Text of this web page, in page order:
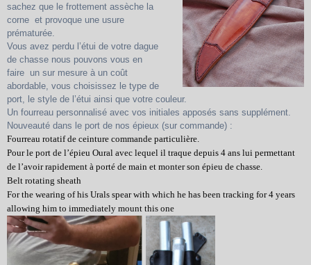
sachez que le frottement assèche la
corne et provoque une usure
prématurée.
Vous avez perdu l’étui de votre dague
de chasse nous pouvons vous en
faire un sur mesure à un coût
abordable, vous choisissez le type de
port, le style de l’étui ainsi que votre couleur.
Un fourreau personnalisé avec vos initiales apposés sans supplément.
Nouveauté dans le port de nos épieux (sur commande) :
Fourreau rotatif de ceinture commande particulière.
Pour le port de l’épieu Oural avec lequel il traque depuis 4 ans lui permettant
de l’avoir rapidement à porté de main et monter son épieu de chasse.
Belt rotating sheath
For the wearing of his Urals spear with which he has been tracking for 4 years
allowing him to immediately mount this one